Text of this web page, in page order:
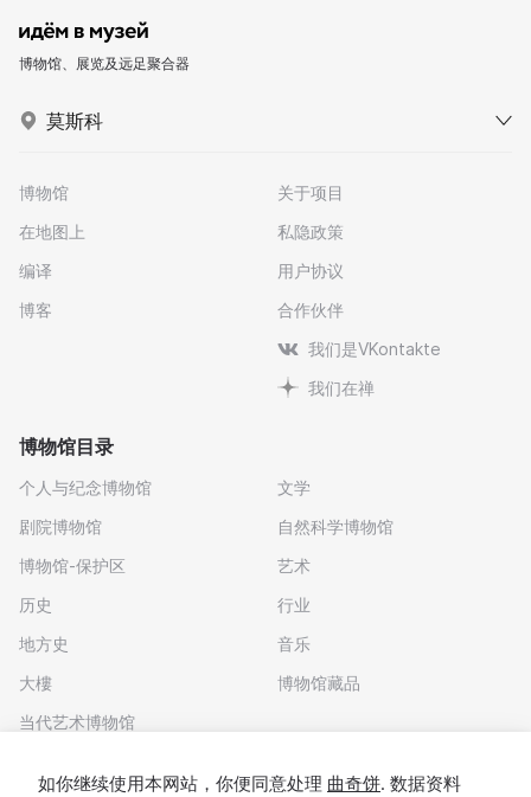
博物馆、展览及远足聚合器
莫斯科
博物馆
在地图上
编译
博客
关于项目
私隐政策
用户协议
合作伙伴
我们是VKontakte
我们在禅
博物馆目录
个人与纪念博物馆
剧院博物馆
博物馆-保护区
历史
地方史
大樓
当代艺术博物馆
文学
自然科学博物馆
艺术
行业
音乐
博物馆藏品
如你继续使用本网站，你便同意处理 曲奇饼. 数据资料
Войдите в сервис
или зарегистрируйтесь
возможности сервиса. Ваши данные будут